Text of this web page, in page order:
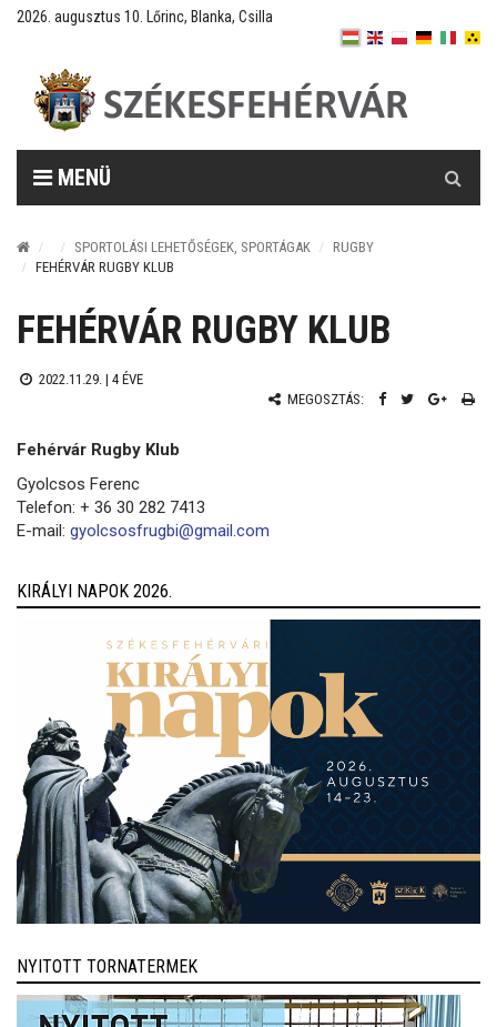
2026. augusztus 10. Lőrinc, Blanka, Csilla
MENÜ
SPORTOLÁSI LEHETŐSÉGEK, SPORTÁGAK
RUGBY
FEHÉRVÁR RUGBY KLUB
FEHÉRVÁR RUGBY KLUB
2022.11.29. | 4 ÉVE
MEGOSZTÁS:
Fehérvár Rugby Klub
Gyolcsos Ferenc
Telefon: + 36 30 282 7413
E-mail: gyolcsosfrugbi@gmail.com
KIRÁLYI NAPOK 2026.
NYITOTT TORNATERMEK